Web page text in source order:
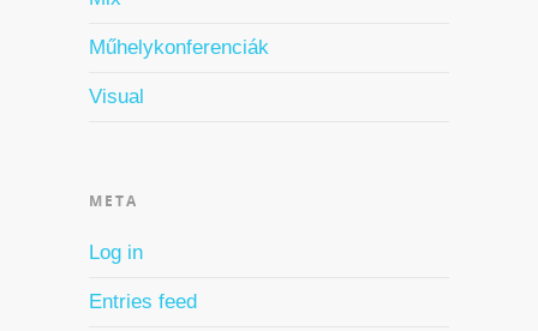
Műhelykonferenciák
Visual
META
Log in
Entries feed